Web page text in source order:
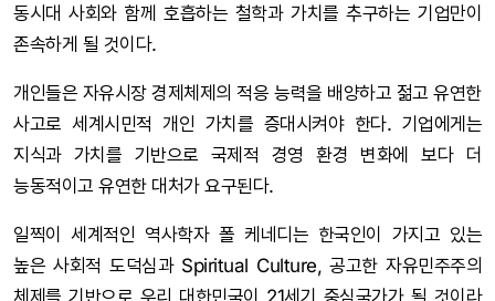
동시대 사회와 함께 호흡하는 철학과 가치를 추구하는 기업만이
존속하게 될 것이다.
개인들은 자유시장 경제체제의 적응 능력을 배양하고 젊고 유연한
사고로 세계시민적 개인 가치를 증대시켜야 한다. 기업에게는
지식과 가치를 기반으로 국제적 경영 환경 변화에 보다 더
능동적이고 유연한 대처가 요구된다.
일찍이 세계적인 역사학자 폴 케네디는 한국인이 가지고 있는
높은 사회적 도덕심과 Spiritual Culture, 공고한 자유민주주의
체제를 기반으로 우리 대한민국이 21세기 중심국가가 될 것이라